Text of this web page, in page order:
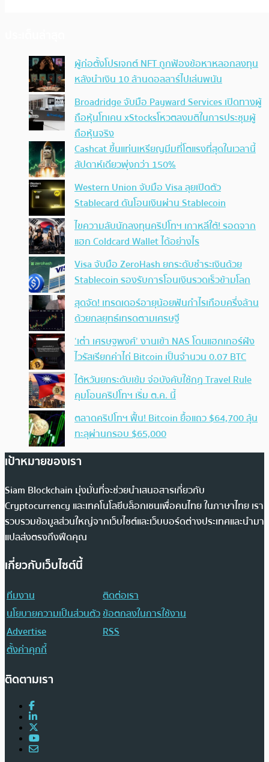
ผู้ก่อตั้งโปรเจกต์ NFT ถูกฟ้องข้อหาหลอกลงทุน
หลังนำเงิน 10 ล้านดอลลาร์ไปเล่นพนัน
Broadridge จับมือ Payward Services เปิดทางผู้
ถือหุ้นโทเคน xStocksโหวตลงมติในการประชุมผู้
ถือหุ้นจริง
Cashcat ขึ้นแท่นเหรียญมีมที่โตแรงที่สุดในเวลานี้
สัปดาห์เดียวพุ่งกว่า 150%
Western Union จับมือ Visa ลุยเปิดตัว
Stablecard ดันโอนเงินผ่าน Stablecoin
ไขความลับนักลงทุนคริปโทฯ เกาหลีใต้! รอดจาก
แฮก Coldcard Wallet ได้อย่างไร
Visa จับมือ ZeroHash ยกระดับชำระเงินด้วย
Stablecoin รองรับการโอนเงินรวดเร็วข้ามโลก
สุดจัด! เทรดเดอร์อายุน้อยฟันกำไรเกือบครึ่งล้าน
ด้วยกลยุทธ์เทรดตามเศรษฐี
‘เต๋า เศรษฐพงศ์’ งานเข้า NAS โดนแฮกเกอร์ฝัง
ไวรัสเรียกค่าไถ่ Bitcoin เป็นจำนวน 0.07 BTC
ไต้หวันยกระดับเข้ม จ่อบังคับใช้กฏ Travel Rule
คุมโอนคริปโทฯ เริ่ม ต.ค. นี้
ตลาดคริปโทฯ ฟื้น! Bitcoin ยื้อแถว $64,700 ลุ้น
ทะลุผ่านกรอบ $65,000
เป้าหมายของเรา
Siam Blockchain มุ่งมั่นที่จะช่วยนำเสนอสารเกี่ยวกับ
Cryptocurrency และเทคโนโลยีบล็อกเชนเพื่อคนไทย ในภาษาไทย เรา
รวบรวมข้อมูลส่วนใหญ่จากเว็บไซต์และเว็บบอร์ดต่างประเทศและนำมา
แปลส่งตรงถึงฟีดคุณ
เกี่ยวกับเว็บไซต์นี้
ทีมงาน
ติดต่อเรา
นโยบายความเป็นส่วนตัวข้อตกลงในการใช้งาน
Advertise
RSS
ตั้งค่าคุกกี้
ติดตามเรา